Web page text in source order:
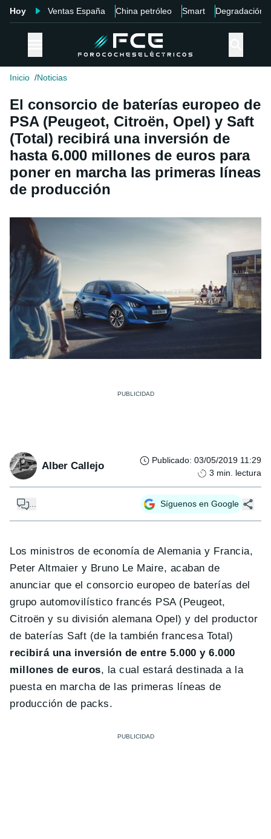
Hoy Ventas España China petróleo Smart Degradación
Inicio Noticias
El consorcio de baterías europeo de
PSA (Peugeot, Citroën, Opel) y Saft
(Total) recibirá una inversión de
hasta 6.000 millones de euros para
poner en marcha las primeras líneas
de producción
Alber Callejo Publicado: 03/05/2019 11:29
3 min. lectura
... Síguenos en Google
Los ministros de economía de Alemania y Francia,
Peter Altmaier y Bruno Le Maire, acaban de
anunciar que el consorcio europeo de baterías del
grupo automovilístico francés PSA (Peugeot,
Citroën y su división alemana Opel) y del productor
de baterías Saft (de la también francesa Total)
recibirá una inversión de entre 5.000 y 6.000
millones de euros, la cual estará destinada a la
puesta en marcha de las primeras líneas de
producción de packs.